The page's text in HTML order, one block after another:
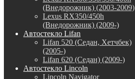
(Внедорожник) (2003-2009)
Lexus RX350/450h
(Внедорожник) (2009-)
Автостекло Lifan
Lifan 520 (Седан, Хетчбек)
(2005-)
Lifan 620 (Седан) (2009-)
Автостекло Lincoln
Lincoln Navigator